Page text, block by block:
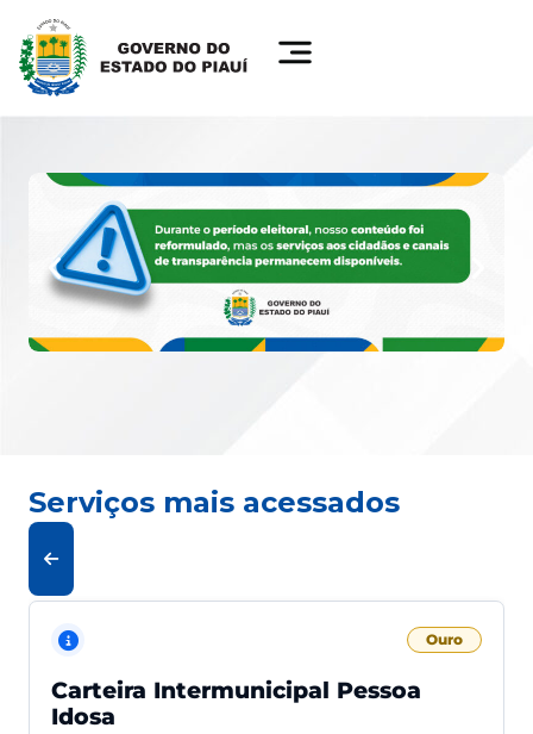
Serviços mais acessados
Ouro
Carteira Intermunicipal Pessoa
Idosa